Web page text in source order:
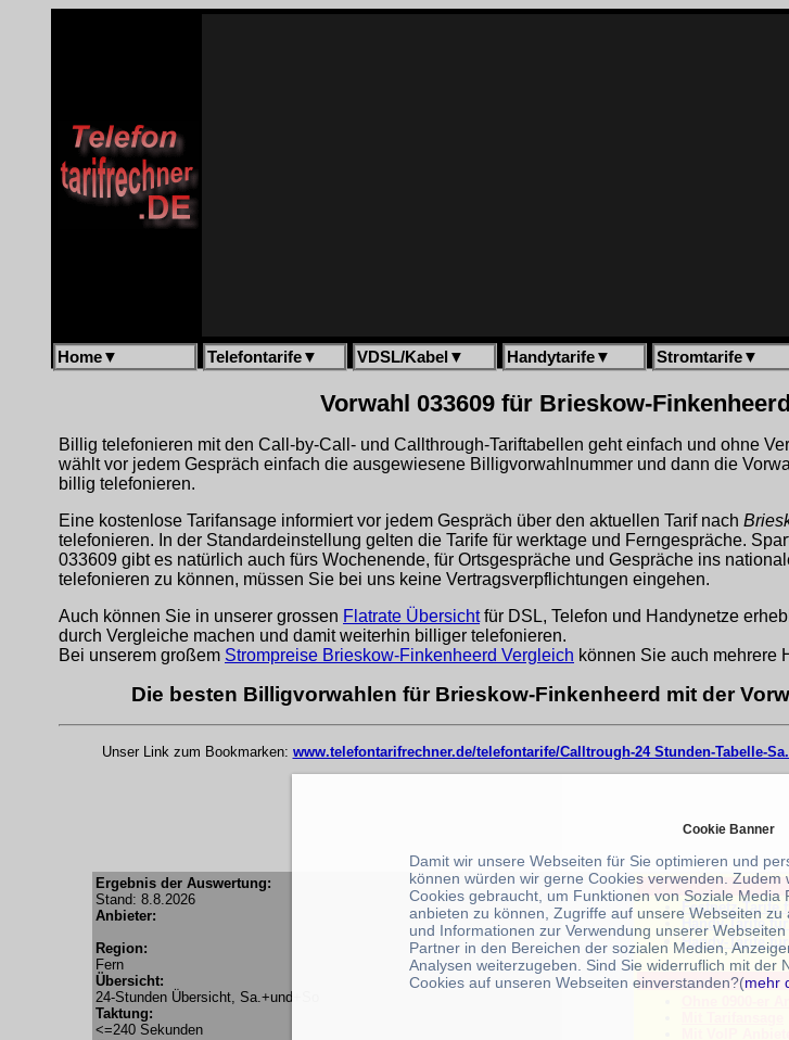
Home▼ Telefontarife▼ VDSL/Kabel ▼ Handytarife▼ Stromtarife▼
Vorwahl 033609 für Brieskow-
Billig telefonieren mit den Call-by-Call- und Callthrough-Tariftabellen geht einfach und ohne
wählt vor jedem Gespräch einfach die ausgewiesene Billigvorwahlnummer und dann die
billig telefonieren.
Eine kostenlose Tarifansage informiert vor jedem Gespräch über den aktuellen Tarif nach
telefonieren. In der Standardeinstellung gelten die Tarife für werktage und Ferngespräche.
033609 gibt es natürlich auch fürs Wochenende, für Ortsgespräche und Gespräche ins
telefonieren zu können, müssen Sie bei uns keine Vertragsverpflichtungen eingehen.
Auch können Sie in unserer grossen Flatrate Übersichtfür DSL, Telefon und Handynetze
durch Vergleiche machen und damit weiterhin billiger telefonieren.
Bei unserem großem Strompreise Brieskow-Finkenheerd Vergleich können Sie auch mehrere
Die besten Billigvorwahlen für Brieskow-Finkenheerd mit der
Unser Link zum Bookmarken: www.telefontarifrechner.de/telefontarife/Calltrough-24 Stunden-Tabelle-
Ergebnis der Auswertung:
Stand: 8.8.2026
Anbieter:
Region:
Fern
Übersicht:
24-Stunden Übersicht, Sa.+und+So
Taktung:
<=240 Sekunden
Festnetz-Tarife
Handy-Tarife
Handy-Tarife
Cookie Banner
Damit wir unsere Webseiten für Sie optimieren und
können würden wir gerne Cookies verwenden. Zudem
Cookies gebraucht, um Funktionen von Soziale Media
anbieten zu können, Zugriffe auf unsere Webseiten zu
und Informationen zur Verwendung unserer
Partner in den Bereichen der sozialen Medien,
Analysen weiterzugeben. Sind Sie widerruflich mit der
Cookies auf unseren Webseiten einverstanden?(mehr